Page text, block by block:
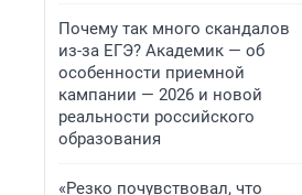
Почему так много скандалов
из-за ЕГЭ? Академик — об
особенности приемной
кампании — 2026 и новой
реальности российского
образования
«Резко почувствовал, что